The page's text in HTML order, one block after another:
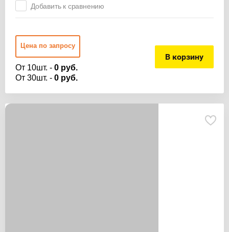
Добавить к сравнению
Цена по запросу
От 10шт. - 0 руб.
От 30шт. - 0 руб.
В корзину